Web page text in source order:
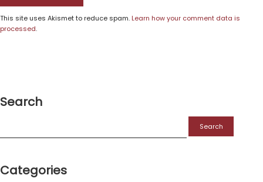
This site uses Akismet to reduce spam. Learn how your comment data is
processed.
Search
Categories